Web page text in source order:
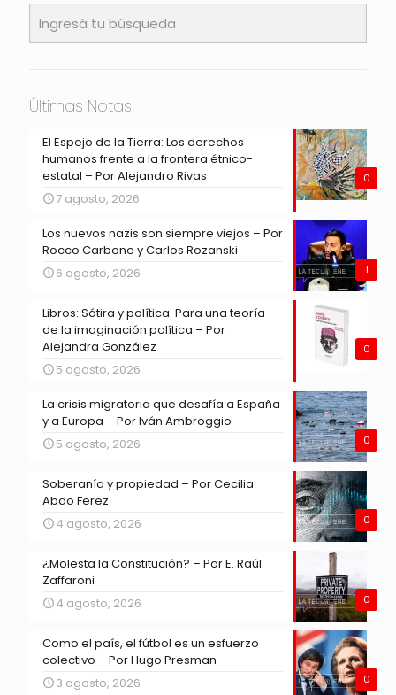
Últimas Notas
0
El Espejo de la Tierra: Los derechos
humanos frente a la frontera étnico-
estatal – Por Alejandro Rivas
7 agosto, 2026
1
Los nuevos nazis son siempre viejos – Por
Rocco Carbone y Carlos Rozanski
6 agosto, 2026
0
Libros: Sátira y política: Para una teoría
de la imaginación política – Por
Alejandra González
5 agosto, 2026
0
La crisis migratoria que desafía a España
y a Europa – Por Iván Ambroggio
5 agosto, 2026
0
Soberanía y propiedad – Por Cecilia
Abdo Ferez
4 agosto, 2026
0
¿Molesta la Constitución? – Por E. Raúl
Zaffaroni
4 agosto, 2026
0
Como el país, el fútbol es un esfuerzo
colectivo – Por Hugo Presman
3 agosto, 2026